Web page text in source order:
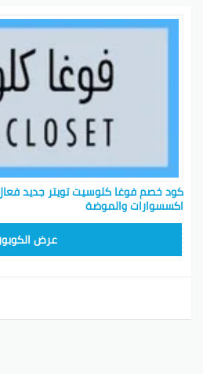
كود خصم فوغا كلوسيت تويتر جديد
اكسسوارات والموضة
عرض